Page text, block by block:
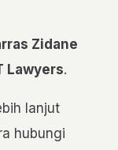
Zidane
Lawyers.
lanjut
hubungi